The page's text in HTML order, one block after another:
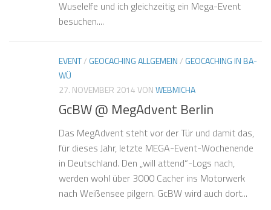
Wuselelfe und ich gleichzeitig ein Mega-Event
besuchen....
EVENT/ GEOCACHING ALLGEMEIN/ GEOCACHING IN BA-
WÜ
27. NOVEMBER 2014VONWEBMICHA
GcBW @ MegAdvent Berlin
Das MegAdvent steht vor der Tür und damit das,
für dieses Jahr, letzte MEGA-Event-Wochenende
in Deutschland. Den „will attend“-Logs nach,
werden wohl über 3000 Cacher ins Motorwerk
nach Weißensee pilgern. GcBW wird auch dort...